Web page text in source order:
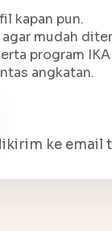
kapan pun.
agar mudah
program
angkatan.
ke email